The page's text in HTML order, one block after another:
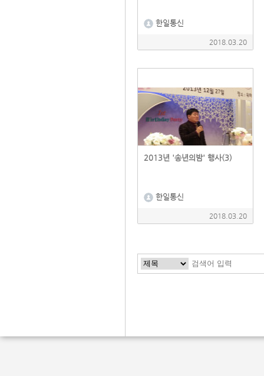
한일통신
2018.03.20
2013년 '송년의밤' 행사(3)
한일통신
2018.03.20